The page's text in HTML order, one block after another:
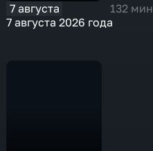
7 августа
132 мин
7 августа 2026 года